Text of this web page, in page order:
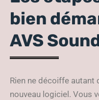
bien
AVS
Rien ne décoiffe autant
nouveau logiciel. Vous